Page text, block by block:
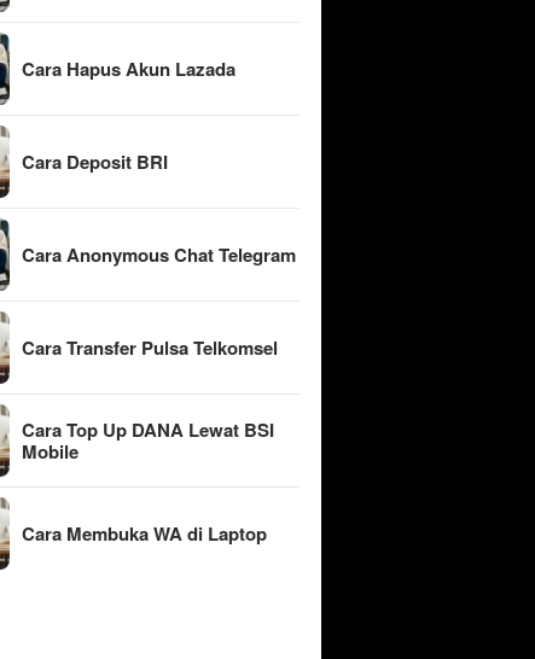
Cara Hapus Akun Lazada
Cara Deposit BRI
Cara Anonymous Chat Telegram
Cara Transfer Pulsa Telkomsel
Cara Top Up DANA Lewat BSI
Mobile
Cara Membuka WA di Laptop